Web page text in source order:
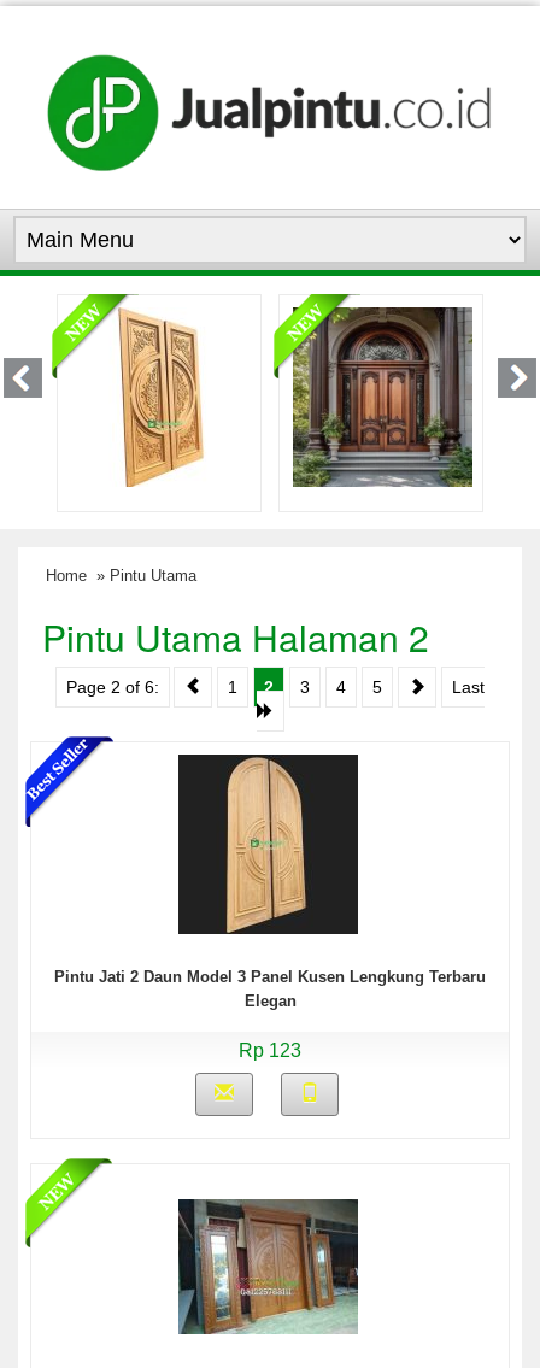
Home » Pintu Utama
Pintu Utama Halaman 2
Page 2 of 6: 1 2 3 4 5 Last
Pintu Jati 2 Daun Model 3 Panel Kusen Lengkung Terbaru
Elegan
Rp 123